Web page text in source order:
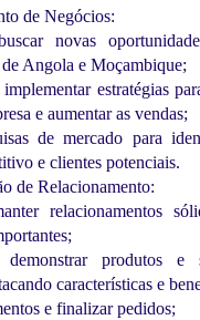
de Negócios:
novas
Angola e Moçambique;
estratégias
e aumentar as vendas;
de mercado para
e clientes potenciais.
de Relacionamento:
relacionamentos
demonstrar produtos e
características e
e finalizar pedidos;